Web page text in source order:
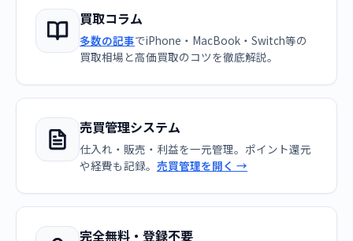
買取コラム
多数の記事でiPhone・MacBook・Switch等の
買取相場と高価買取のコツを徹底解説。
売買管理システム
仕入れ・販売・利益を一元管理。ポイント還元
や経費も記録。 売買管理を開く →
完全無料・登録不要